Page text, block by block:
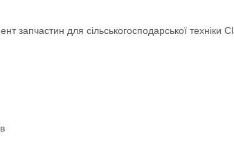
запчастин для сільськогосподарської техніки